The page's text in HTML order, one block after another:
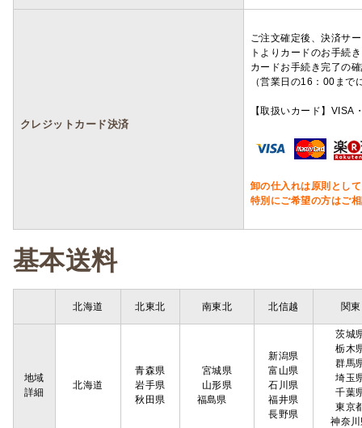
クレジットカード決済
ご注文確定後、決済サ
トよりカードのお手続
カードお手続き完了の
（営業日の16：00ま
【取扱いカード】
卸の仕入れは原則とし
特別にご希望の方はご
基本送料
北海道 北東北 南東北 北信越 関東
地域
詳細
北海道
青森県
岩手県
秋田県
宮城県
山形県
福島県
新潟県
富山県
石川県
福井県
長野県
茨城
栃木
群馬
埼玉
千葉
東京
神奈